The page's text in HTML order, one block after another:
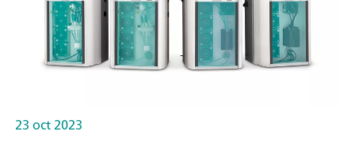
23 oct 2023